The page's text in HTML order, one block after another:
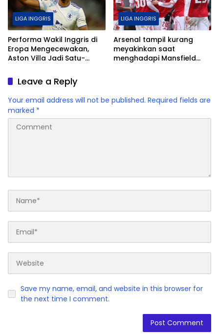
LIGA INGGRIS
Performa Wakil Inggris di
Eropa Mengecewakan,
Aston Villa Jadi Satu-
LIGA INGGRIS
Arsenal tampil kurang
meyakinkan saat
menghadapi Mansfield
Leave a Reply
Your email address will not be published. Required fields are
marked *
Save my name, email, and website in this browser for
the next time I comment.